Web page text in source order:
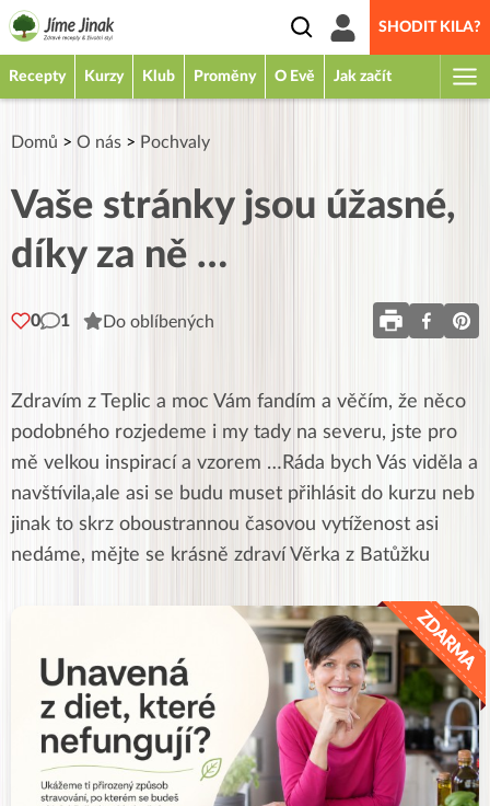
SHODIT KILA?
Recepty Kurzy Klub Proměny O Evě Jak začít
Domů > O nás > Pochvaly
Vaše stránky jsou úžasné,
díky za ně …
0 1 Do oblíbených
Zdravím z Teplic a moc Vám fandím a věčím, že něco
podobného rozjedeme i my tady na severu, jste pro
mě velkou inspirací a vzorem …Ráda bych Vás viděla a
navštívila,ale asi se budu muset přihlásit do kurzu neb
jinak to skrz oboustrannou časovou vytíženost asi
nedáme, mějte se krásně zdraví Věrka z Batůžku